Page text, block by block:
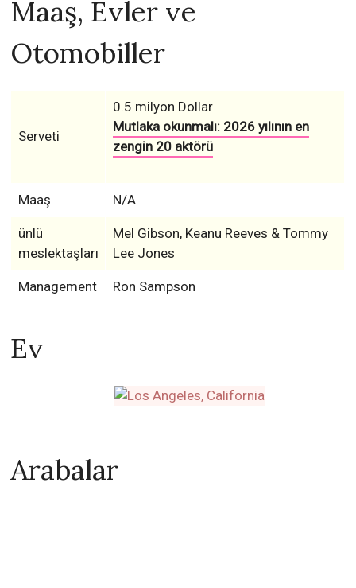
Maaş, Evler ve
Otomobiller
Serveti
0.5 milyon Dollar
Mutlaka okunmalı: 2026 yılının en
zengin 20 aktörü
Maaş N/A
ünlü
meslektaşları
Mel Gibson, Keanu Reeves & Tommy
Lee Jones
Management Ron Sampson
Ev
Arabalar